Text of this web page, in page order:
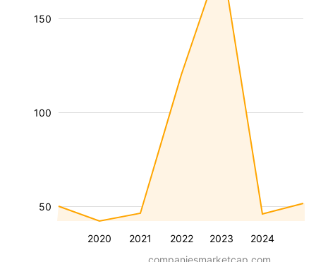
2020 2021 2022 2023 2024
50
100
150
companiesmarketcap.com